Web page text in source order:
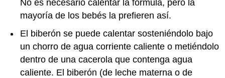
No es necesario calentar la fórmula, pero la
mayoría de los bebés la prefieren así.
El biberón se puede calentar sosteniéndolo bajo
un chorro de agua corriente caliente o metiéndolo
dentro de una cacerola que contenga agua
caliente. El biberón (de leche materna o de